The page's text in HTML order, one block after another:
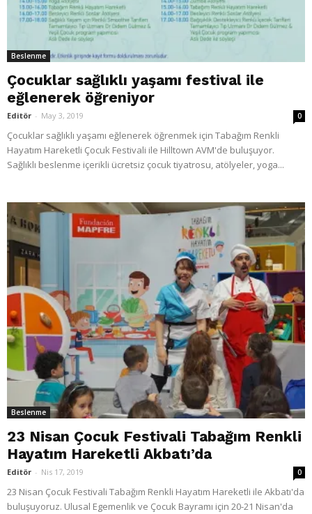
Beslenme
Çocuklar sağlıklı yaşamı festival ile
eğlenerek öğreniyor
Editör - May 3, 2019 0
Çocuklar sağlıklı yaşamı eğlenerek öğrenmek için Tabağım Renkli
Hayatım Hareketli Çocuk Festivali ile Hilltown AVM'de buluşuyor.
Sağlıklı beslenme içerikli ücretsiz çocuk tiyatrosu, atölyeler, yoga...
Beslenme
23 Nisan Çocuk Festivali Tabağım Renkli
Hayatım Hareketli Akbatı’da
Editör - Nis 17, 2019 0
23 Nisan Çocuk Festivali Tabağım Renkli Hayatım Hareketli ile Akbatı'da
buluşuyoruz. Ulusal Egemenlik ve Çocuk Bayramı için 20-21 Nisan'da